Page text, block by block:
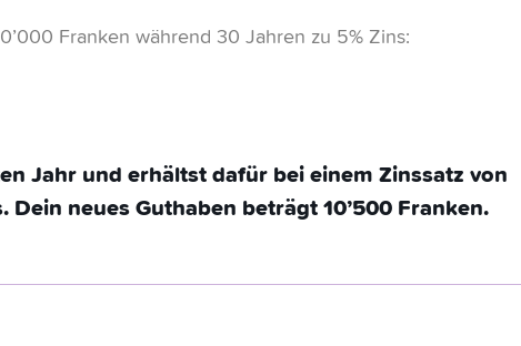
Franken während 30 Jahren zu 5% Zins:
Jahr und erhältst dafür bei einem Zinssatz von
Dein neues Guthaben beträgt 10’500 Franken.